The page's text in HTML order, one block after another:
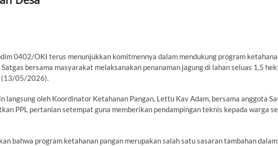
0402/OKI terus menunjukkan komitmennya dalam mendukung program
bersama masyarakat melaksanakan penanaman jagung di lahan seluas 1,5
(13/05/2026).
langsung oleh Koordinator Ketahanan Pangan, Lettu Kav Adam, bersama anggota
PPL pertanian setempat guna memberikan pendampingan teknis kepada warga
bahwa program ketahanan pangan merupakan salah satu sasaran tambahan dalam